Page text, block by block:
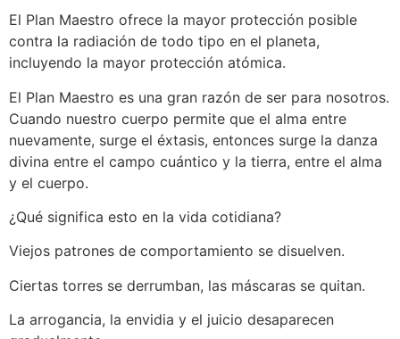
El Plan Maestro ofrece la mayor protección posible
contra la radiación de todo tipo en el planeta,
incluyendo la mayor protección atómica.
El Plan Maestro es una gran razón de ser para nosotros.
Cuando nuestro cuerpo permite que el alma entre
nuevamente, surge el éxtasis, entonces surge la danza
divina entre el campo cuántico y la tierra, entre el alma
y el cuerpo.
¿Qué significa esto en la vida cotidiana?
Viejos patrones de comportamiento se disuelven.
Ciertas torres se derrumban, las máscaras se quitan.
La arrogancia, la envidia y el juicio desaparecen